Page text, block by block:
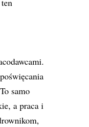
samo
a praca i